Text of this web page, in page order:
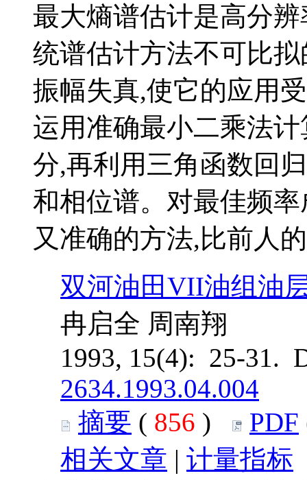
最大熵谱估计是高分
统谱估计方法不可比
振幅失真,使它的应用
运用准确最小二乘法
分,再利用三角函数回
和相位谱。对最佳频
又准确的方法,比前人
双河油田VII油组油
冉启全 周南翔
1993, 15(4): 25-31.
2634.1993.04.004
摘要 ( 856 ) PDF
相关文章 | 计量指标